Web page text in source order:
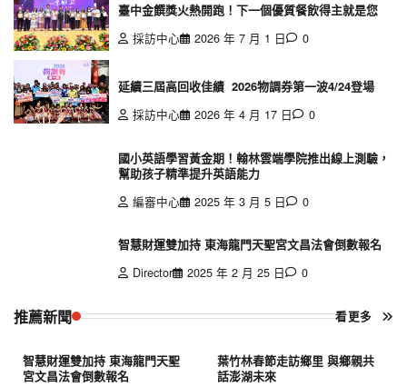
臺中金饌獎火熱開跑！下一個優質餐飲得主就是您
採訪中心
2026 年 7 月 1 日 0
延續三屆高回收佳績 2026物調券第一波4/24登場
採訪中心
2026 年 4 月 17 日 0
國小英語學習黃金期！翰林雲端學院推出線上測驗，
幫助孩子精準提升英語能力
編審中心
2025 年 3 月 5 日 0
智慧財運雙加持 東海龍門天聖宮文昌法會倒數報名
Director
2025 年 2 月 25 日 0
推薦新聞 看更多
智慧財運雙加持 東海龍門天聖
宮文昌法會倒數報名
葉竹林春節走訪鄉里 與鄉親共
話澎湖未來